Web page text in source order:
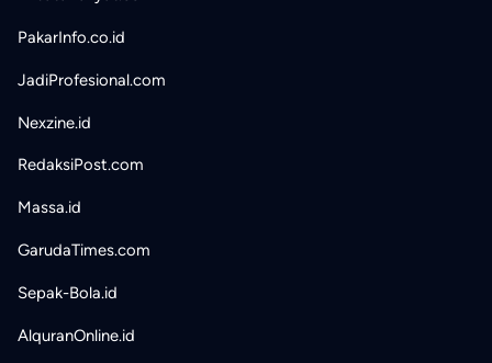
PakarInfo.co.id
JadiProfesional.com
Nexzine.id
RedaksiPost.com
Massa.id
GarudaTimes.com
Sepak-Bola.id
AlquranOnline.id